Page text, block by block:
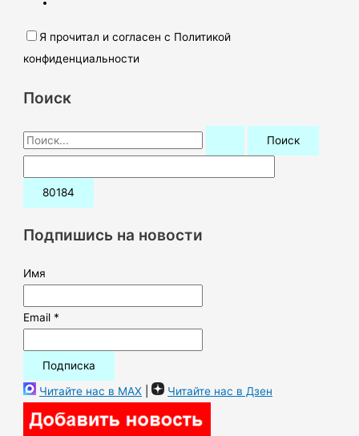
Я прочитал и согласен с Политикой
конфиденциальности
Поиск
П
о
и
:Подпишись на новости
Имя
Email *
Читайте нас в MAX | Читайте нас в Дзен